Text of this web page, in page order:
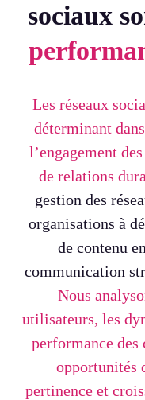
sociaux
Les réseaux
déterminant
l’engagement
de relations
gestion des
organisations à
de contenu
communication
Nous
utilisateurs, les
performance
opportunités
pertinence et